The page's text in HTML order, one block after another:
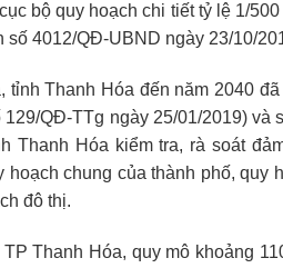
bộ quy hoạch chi tiết tỷ lệ 1/
số 4012/QĐ-UBND ngày 23/10/
tỉnh Thanh Hóa đến năm 2040
QĐ-TTg ngày 25/01/2019) và
Thanh Hóa kiểm tra, rà soát
chung của thành phố, quy
đô thị.
Thanh Hóa, quy mô khoảng